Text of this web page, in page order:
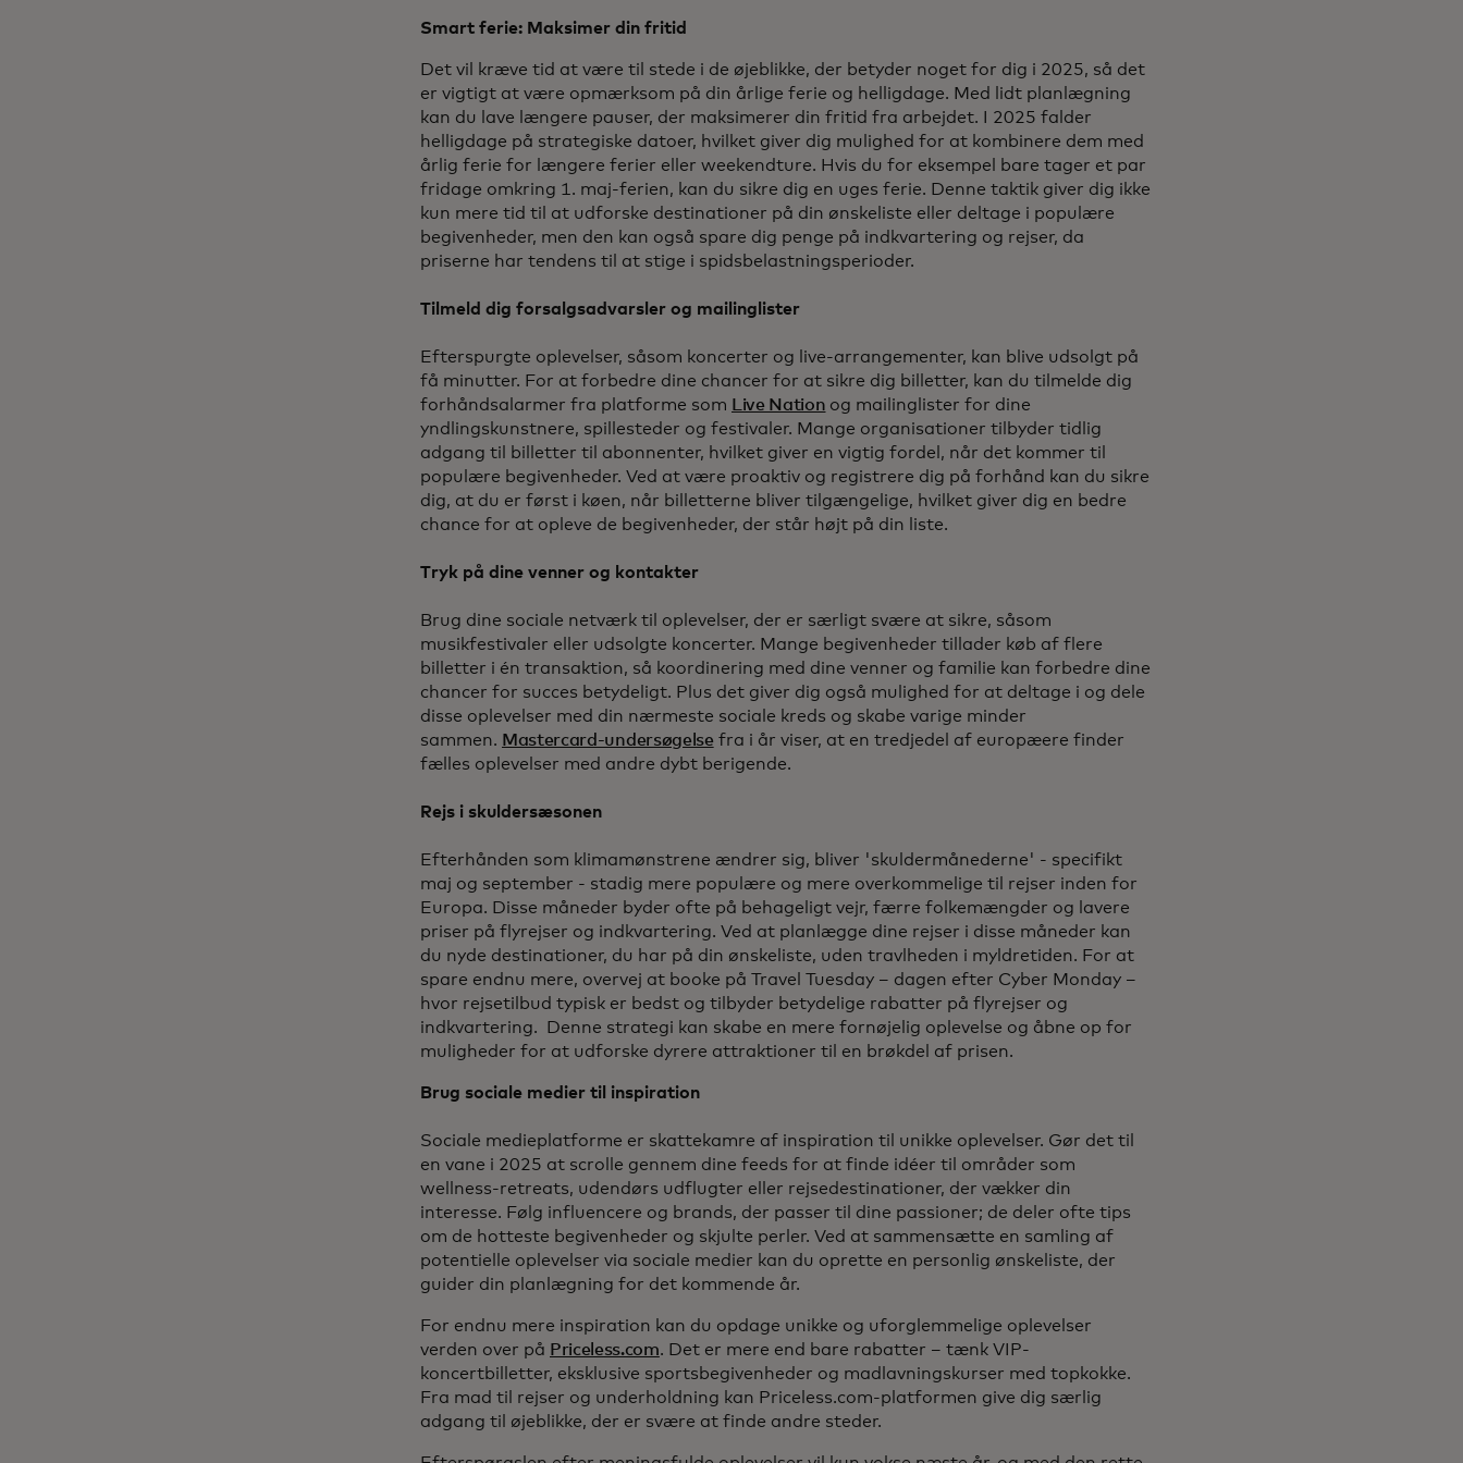
Smart ferie: Maksimer din fritid
Det vil kræve tid at være til stede i de øjeblikke, der betyder noget for dig i 2025, så det
er vigtigt at være opmærksom på din årlige ferie og helligdage. Med lidt planlægning
kan du lave længere pauser, der maksimerer din fritid fra arbejdet. I 2025 falder
helligdage på strategiske datoer, hvilket giver dig mulighed for at kombinere dem med
årlig ferie for længere ferier eller weekendture. Hvis du for eksempel bare tager et par
fridage omkring 1. maj-ferien, kan du sikre dig en uges ferie. Denne taktik giver dig ikke
kun mere tid til at udforske destinationer på din ønskeliste eller deltage i populære
begivenheder, men den kan også spare dig penge på indkvartering og rejser, da
priserne har tendens til at stige i spidsbelastningsperioder.
Tilmeld dig forsalgsadvarsler og mailinglister
Efterspurgte oplevelser, såsom koncerter og live-arrangementer, kan blive udsolgt på
få minutter. For at forbedre dine chancer for at sikre dig billetter, kan du tilmelde dig
forhåndsalarmer fra platforme som
Live Nation og mailinglister for dine
yndlingskunstnere, spillesteder og festivaler. Mange organisationer tilbyder tidlig
adgang til billetter til abonnenter, hvilket giver en vigtig fordel, når det kommer til
populære begivenheder. Ved at være proaktiv og registrere dig på forhånd kan du sikre
dig, at du er først i køen, når billetterne bliver tilgængelige, hvilket giver dig en bedre
chance for at opleve de begivenheder, der står højt på din liste.
Tryk på dine venner og kontakter
Brug dine sociale netværk til oplevelser, der er særligt svære at sikre, såsom
musikfestivaler eller udsolgte koncerter. Mange begivenheder tillader køb af flere
billetter i én transaktion, så koordinering med dine venner og familie kan forbedre dine
chancer for succes betydeligt. Plus det giver dig også mulighed for at deltage i og dele
disse oplevelser med din nærmeste sociale kreds og skabe varige minder
sammen. Mastercard-undersøgelse fra i år viser, at en tredjedel af europæere finder
fælles oplevelser med andre dybt berigende.
Rejs i skuldersæsonen
Efterhånden som klimamønstrene ændrer sig, bliver 'skuldermånederne' - specifikt
maj og september - stadig mere populære og mere overkommelige til rejser inden for
Europa. Disse måneder byder ofte på behageligt vejr, færre folkemængder og lavere
priser på flyrejser og indkvartering. Ved at planlægge dine rejser i disse måneder kan
du nyde destinationer, du har på din ønskeliste, uden travlheden i myldretiden. For at
spare endnu mere, overvej at booke på Travel Tuesday – dagen efter Cyber Monday –
hvor rejsetilbud typisk er bedst og tilbyder betydelige rabatter på flyrejser og
indkvartering. Denne strategi kan skabe en mere fornøjelig oplevelse og åbne op for
muligheder for at udforske dyrere attraktioner til en brøkdel af prisen.
Brug sociale medier til inspiration
Sociale medieplatforme er skattekamre af inspiration til unikke oplevelser. Gør det til
en vane i 2025 at scrolle gennem dine feeds for at finde idéer til områder som
wellness-retreats, udendørs udflugter eller rejsedestinationer, der vækker din
interesse. Følg influencere og brands, der passer til dine passioner; de deler ofte tips
om de hotteste begivenheder og skjulte perler. Ved at sammensætte en samling af
potentielle oplevelser via sociale medier kan du oprette en personlig ønskeliste, der
guider din planlægning for det kommende år.
For endnu mere inspiration kan du opdage unikke og uforglemmelige oplevelser
verden over på Priceless.com. Det er mere end bare rabatter – tænk VIP-
koncertbilletter, eksklusive sportsbegivenheder og madlavningskurser med topkokke.
Fra mad til rejser og underholdning kan Priceless.com-platformen give dig særlig
adgang til øjeblikke, der er svære at finde andre steder.